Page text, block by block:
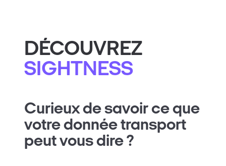
DÉCOUVREZ
SIGHTNESS
Curieux de savoir ce que
votre donnée transport
peut vous dire ?